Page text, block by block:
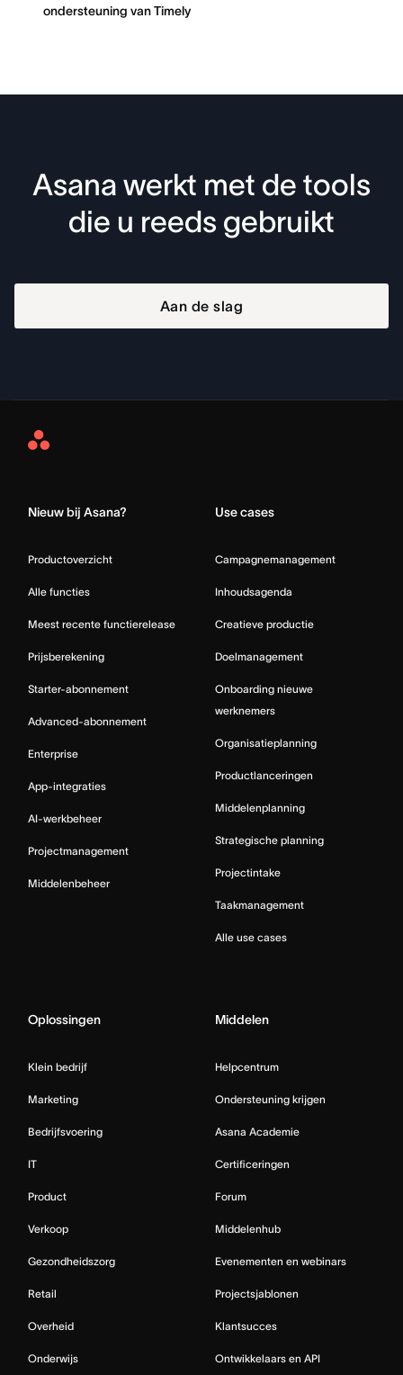
ondersteuning van Timely
Asana werkt met de tools
die u reeds gebruikt
Aan de slag
Asana
Nieuw bij Asana?
Productoverzicht
Alle functies
Meest recente functierelease
Prijsberekening
Starter-abonnement
Advanced-abonnement
Enterprise
App-integraties
AI-werkbeheer
Projectmanagement
Middelenbeheer
Use cases
Campagnemanagement
Inhoudsagenda
Creatieve productie
Doelmanagement
Onboarding nieuwe
werknemers
Organisatieplanning
Productlanceringen
Middelenplanning
Strategische planning
Projectintake
Taakmanagement
Alle use cases
Oplossingen
Klein bedrijf
Marketing
Bedrijfsvoering
IT
Product
Verkoop
Gezondheidszorg
Retail
Overheid
Onderwijs
Middelen
Helpcentrum
Ondersteuning krijgen
Asana Academie
Certificeringen
Forum
Middelenhub
Evenementen en webinars
Projectsjablonen
Klantsucces
Ontwikkelaars en API